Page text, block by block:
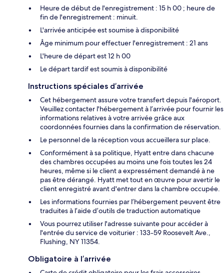
Heure de début de l'enregistrement : 15 h 00 ; heure de
fin de l'enregistrement : minuit.
L'arrivée anticipée est soumise à disponibilité
Âge minimum pour effectuer l'enregistrement : 21 ans
L'heure de départ est 12 h 00
Le départ tardif est soumis à disponibilité
Instructions spéciales d’arrivée
Cet hébergement assure votre transfert depuis l'aéroport.
Veuillez contacter l'hébergement à l’arrivée pour fournir les
informations relatives à votre arrivée grâce aux
coordonnées fournies dans la confirmation de réservation.
Le personnel de la réception vous accueillera sur place.
Conformément à sa politique, Hyatt entre dans chacune
des chambres occupées au moins une fois toutes les 24
heures, même si le client a expressément demandé à ne
pas être dérangé. Hyatt met tout en œuvre pour avertir le
client enregistré avant d'entrer dans la chambre occupée.
Les informations fournies par l’hébergement peuvent être
traduites à l’aide d’outils de traduction automatique
Vous pourrez utiliser l'adresse suivante pour accéder à
l'entrée du service de voiturier : 133-59 Roosevelt Ave.,
Flushing, NY 11354.
Obligatoire à l’arrivée